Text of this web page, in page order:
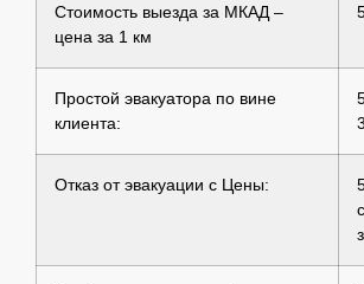
Стоимость выезда за МКАД –
цена за 1 км
Простой эвакуатора по вине
клиента:
Отказ от эвакуации с Цены: